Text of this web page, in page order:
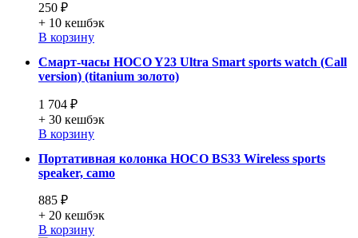
250 ₽
+ 10 кешбэк
В корзину
Смарт-часы HOCO Y23 Ultra Smart sports watch (Call
version) (titanium золото)
1 704 ₽
+ 30 кешбэк
В корзину
Портативная колонка HOCO BS33 Wireless sports
speaker, camo
885 ₽
+ 20 кешбэк
В корзину